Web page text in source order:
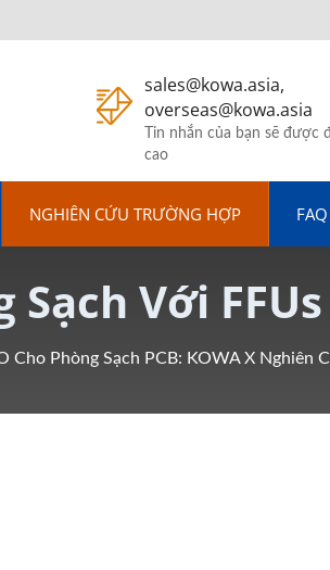
sales@kowa.asia,
overseas@kowa.asia
Tin nhắn của bạn sẽ được
cao
NGHIÊN CỨU TRƯỜNG HỢP FAQ
Với
Đạt Được
Cho Phòng Sạch PCB: KOWA X Nghiên